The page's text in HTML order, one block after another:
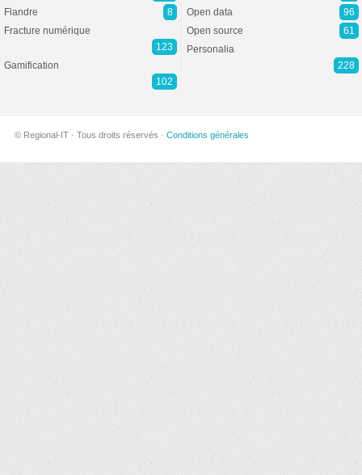
Flandre
8
Fracture numérique
123
Gamification
102
Open data
96
Open source
61
Personalia
228
© Regional-IT · Tous droits réservés · Conditions générales